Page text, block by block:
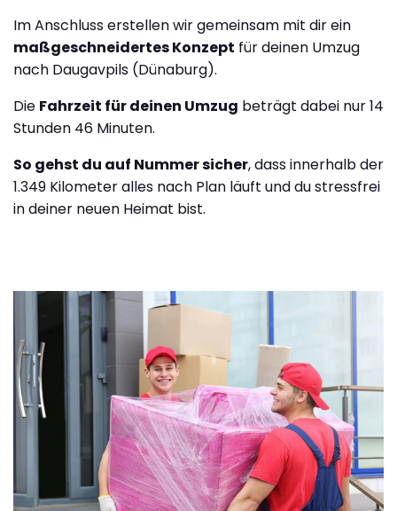
Im Anschluss erstellen wir gemeinsam mit dir ein
maßgeschneidertes Konzept für deinen Umzug
nach Daugavpils (Dünaburg).
Die Fahrzeit für deinen Umzug beträgt dabei nur 14
Stunden 46 Minuten.
So gehst du auf Nummer sicher, dass innerhalb der
1.349 Kilometer alles nach Plan läuft und du stressfrei
in deiner neuen Heimat bist.